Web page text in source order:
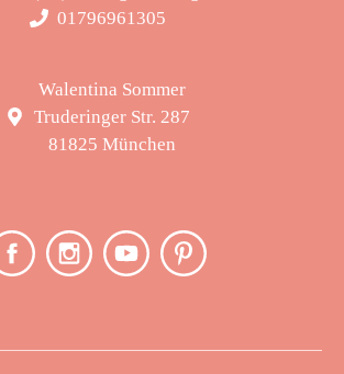
01796961305
Walentina Sommer
Truderinger Str. 287
81825 München